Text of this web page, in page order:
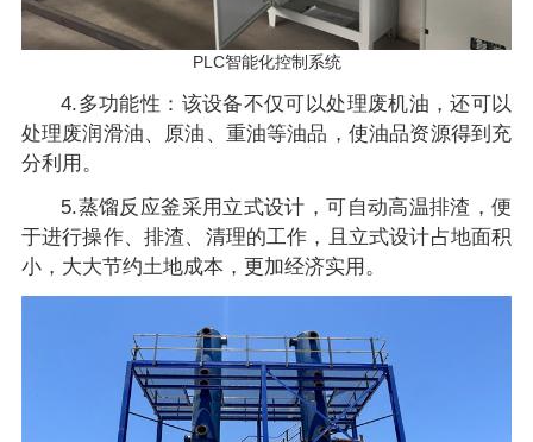
PLC智能化控制系统
4.多功能性：该设备不仅可以处理废机油，还可以
处理废润滑油、原油、重油等油品，使油品资源得到充
分利用。
5.蒸馏反应釜采用立式设计，可自动高温排渣，便
于进行操作、排渣、清理的工作，且立式设计占地面积
小，大大节约土地成本，更加经济实用。